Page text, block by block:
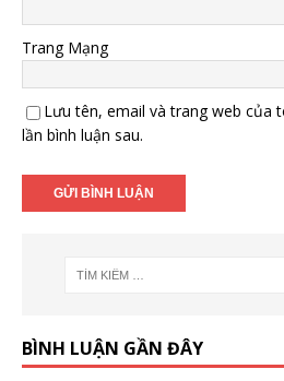
Trang Mạng
Lưu tên, email và trang web của
lần bình luận sau.
BÌNH LUẬN GẦN ĐÂY